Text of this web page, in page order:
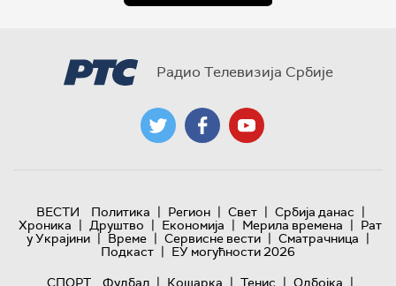
Радио Телевизија Србије
ВЕСТИ Политика | Регион | Свет | Србија данас |
Хроника | Друштво | Економија | Мерила времена | Рат
у Украјини | Време | Сервисне вести | Сматрачница |
Подкаст | ЕУ могућности 2026
СПОРТ
Фудбал | Кошарка | Тенис | Одбојка |